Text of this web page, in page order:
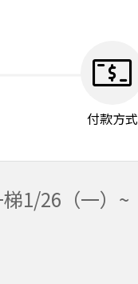
付款方式
1/26（一）~